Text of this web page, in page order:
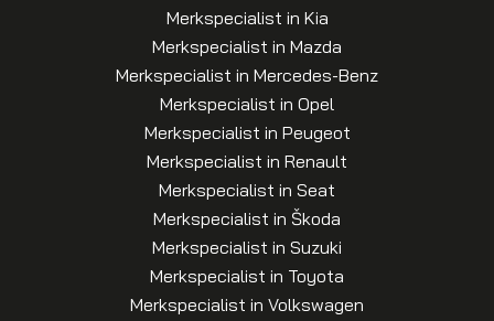
Merkspecialist in Kia
Merkspecialist in Mazda
Merkspecialist in Mercedes-Benz
Merkspecialist in Opel
Merkspecialist in Peugeot
Merkspecialist in Renault
Merkspecialist in Seat
Merkspecialist in Škoda
Merkspecialist in Suzuki
Merkspecialist in Toyota
Merkspecialist in Volkswagen